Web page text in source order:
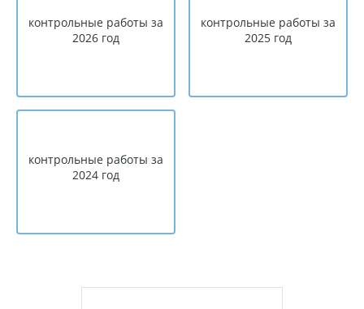
контрольные работы за
2026 год
контрольные работы за
2025 год
контрольные работы за
2024 год